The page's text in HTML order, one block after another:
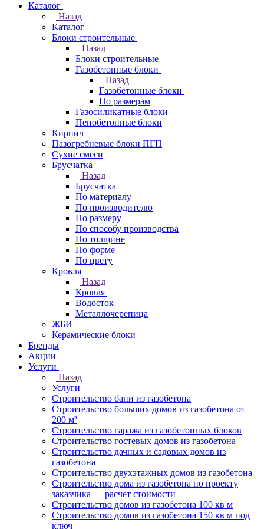
Каталог
Назад
Каталог
Блоки строительные
Назад
Блоки строительные
Газобетонные блоки
Назад
Газобетонные блоки
По размерам
Газосиликатные блоки
Пенобетонные блоки
Кирпич
Пазогребневые блоки ПГП
Сухие смеси
Брусчатка
Назад
Брусчатка
По материалу
По производителю
По размеру
По способу производства
По толщине
По форме
По цвету
Кровля
Назад
Кровля
Водосток
Металлочерепица
ЖБИ
Керамические блоки
Бренды
Акции
Услуги
Назад
Услуги
Строительство бани из газобетона
Строительство больших домов из газобетона от
200 м²
Строительство гаража из газобетонных блоков
Строительство гостевых домов из газобетона
Строительство дачных и садовых домов из
газобетона
Строительство двухэтажных домов из газобетона
Строительство дома из газобетона по проекту
заказчика — расчет стоимости
Строительство домов из газобетона 100 кв м
Строительство домов из газобетона 150 кв м под
ключ